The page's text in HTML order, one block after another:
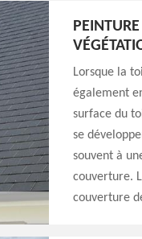
Lorsque la
également
surface du
se
souvent à
couverture.
couverture